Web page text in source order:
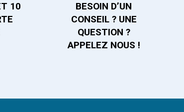
10
BESOIN D’UN
CONSEIL ? UNE
QUESTION ?
APPELEZ NOUS !